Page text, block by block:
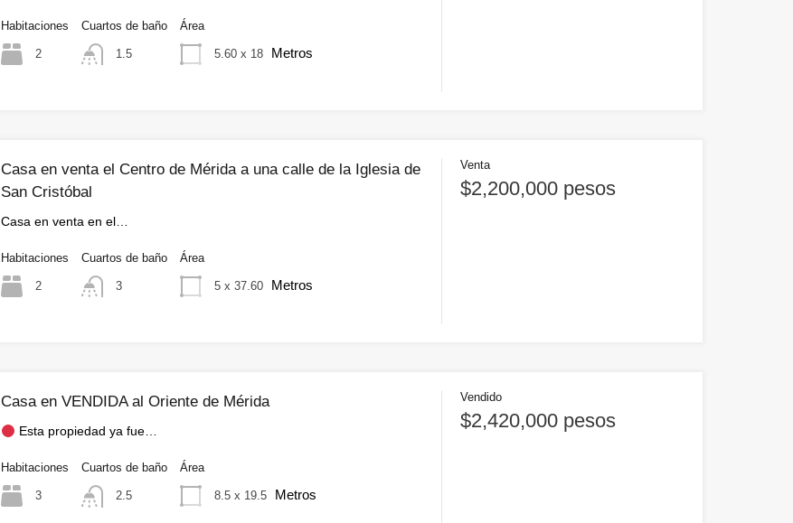
Habitaciones
2
Cuartos de baño
1.5
Área
5.60 x 18 Metros
Casa en venta el Centro de Mérida a una calle de la Iglesia de
San Cristóbal
Casa en venta en el…
Habitaciones
2
Cuartos de baño
3
Área
5 x 37.60 Metros
Venta
$2,200,000 pesos
Casa en VENDIDA al Oriente de Mérida
Esta propiedad ya fue…
Habitaciones
3
Cuartos de baño
2.5
Área
8.5 x 19.5 Metros
Vendido
$2,420,000 pesos